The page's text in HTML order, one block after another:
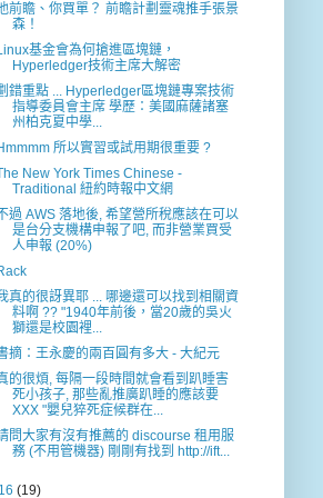
前瞻、你買單？ 前瞻計劃靈魂推手張景
森！
基金會為何搶進區塊鏈，
Hyperledger技術主席大解密
錯重點 ... Hyperledger區塊鏈專案技術
指導委員會主席 學歷：美國麻薩諸塞
州柏克夏中學...
所以實習或試用期很重要 ?
New York Times Chinese -
Traditional 紐約時報中文網
過 AWS 落地後, 希望營所稅應該在可以
是台分支機構申報了吧, 而非營業買受
人申報 (20%)
真的很訝異耶 ... 哪邊還可以找到相關資
料啊 ?? "1940年前後，當20歲的吳火
獅還是校園裡...
摘：王永慶的兩百圓有多大 - 大紀元
的很煩, 每隔一段時間就會看到趴睡害
死小孩子, 那些亂推廣趴睡的應該要
XXX "嬰兒猝死症候群在...
問大家有沒有推薦的 discourse 租用服
務 (不用管機器) 剛剛有找到 http://ift...
(19)